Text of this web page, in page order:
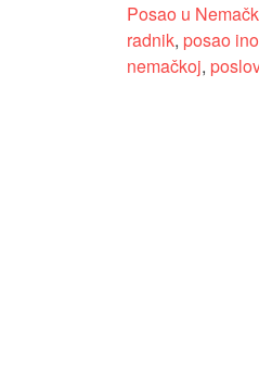
Posao u
radnik, posao
nemačkoj,